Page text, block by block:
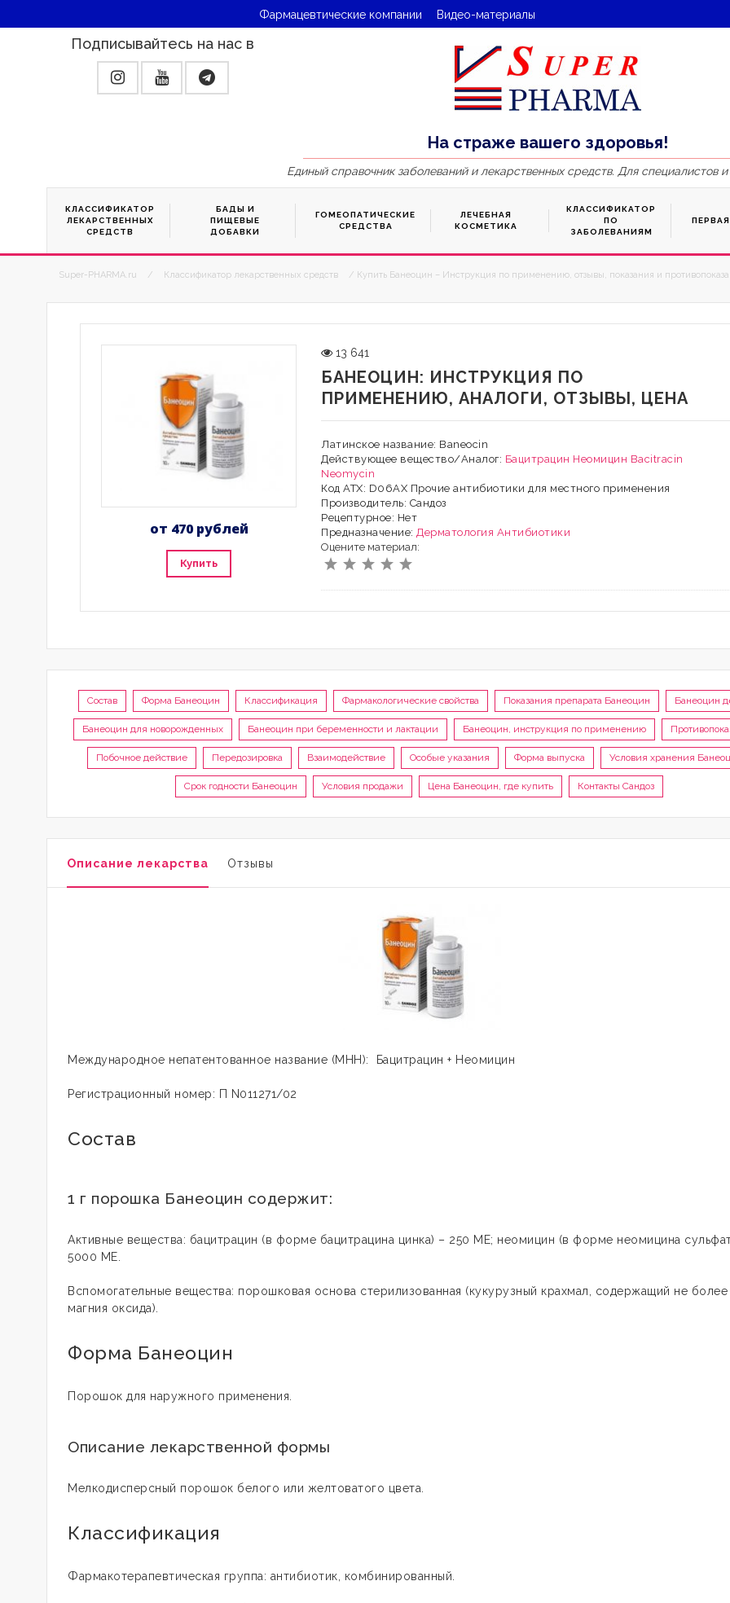
Фармацевтические компании Видео-материалы
Подписывайтесь на нас в
На страже вашего здоровья!
Единый справочник заболеваний и лекарственных средств. Для специалистов
КЛАССИФИКАТОР
ЛЕКАРСТВЕННЫХ
СРЕДСТВ
БАДЫ И
ПИЩЕВЫЕ
ДОБАВКИ
ГОМЕОПАТИЧЕСКИЕ
СРЕДСТВА
ЛЕЧЕБНАЯ
КОСМЕТИКА
КЛАССИФИКАТОР
ПО
ЗАБОЛЕВАНИЯМ
Super-PHARMA.ru / Классификатор лекарственных средств / Купить Банеоцин – Инструкция по применению, отзывы, показания и
от 470 рублей
Купить
13 641
БАНЕОЦИН: ИНСТРУКЦИЯ ПО
ПРИМЕНЕНИЮ, АНАЛОГИ, ОТЗЫВЫ, ЦЕНА
Латинское название: Baneocin
Действующее вещество/Аналог: Бацитрацин Неомицин Bacitracin
Neomycin
Код АТХ: D06AX Прочие антибиотики для местного применения
Производитель: Сандоз
Рецептурное: Нет
Предназначение:Дерматология Антибиотики
Оцените материал:
Состав Форма Банеоцин Классификация Фармакологические свойства Показания препарата Банеоцин Банеоцин
Банеоцин для новорожденных Банеоцин при беременности и лактации Банеоцин, инструкция по применению
Побочное действие Передозировка Взаимодействие Особые указания Форма выпуска Условия хранения
Срок годности Банеоцин Условия продажи Цена Банеоцин, где купить Контакты Сандоз
Описание лекарства Отзывы
Международное непатентованное название (МНН): Бацитрацин + Неомицин
Регистрационный номер: П N011271/02
Состав
1 г порошка Банеоцин содержит:
Активные вещества: бацитрацин (в форме бацитрацина цинка) – 250 МЕ; неомицин (в форме неомицина
5000 МЕ.
Вспомогательные вещества: порошковая основа стерилизованная (кукурузный крахмал, содержащий не более
магния оксида).
Форма Банеоцин
Порошок для наружного применения.
Описание лекарственной формы
Мелкодисперсный порошок белого или желтоватого цвета.
Классификация
Фармакотерапевтическая группа: антибиотик, комбинированный.